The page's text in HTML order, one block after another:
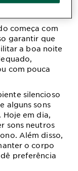
começa com
garantir que
a boa noite
com pouca
silencioso
alguns sons
Hoje em dia,
sons neutros
Além disso,
o corpo
preferência